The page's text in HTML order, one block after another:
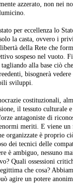
azzerato, non nei
per eccellenza lo
la casta, ovvero i
della Rete che
sospeso nel
alla base ciò
bisognerà
sviluppi.
costituzionali,
il tessuto culturale
antagoniste di
meriti. E viene un
organizzate è proprio
dei tecnici delle
è ambiguo, nessuno
Quali ossessioni
che cosa?
agire un potere